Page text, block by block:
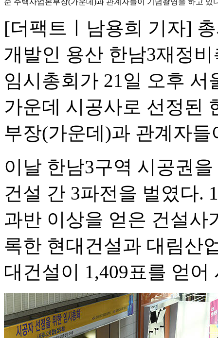
준 주택사업본부장(가운데)과 관계자들이 기념촬영을 하고 있
[더팩트ㅣ남용희 기자]
개발인 용산 한남3재정
임시총회가 21일 오후
가운데 시공사로 선정된
부장(가운데)과 관계자
이날 한남3구역 시공권
건설 간 3파전을 벌였다.
과반 이상을 얻은 건설사
록한 현대건설과 대림산
대건설이 1,409표를 얻